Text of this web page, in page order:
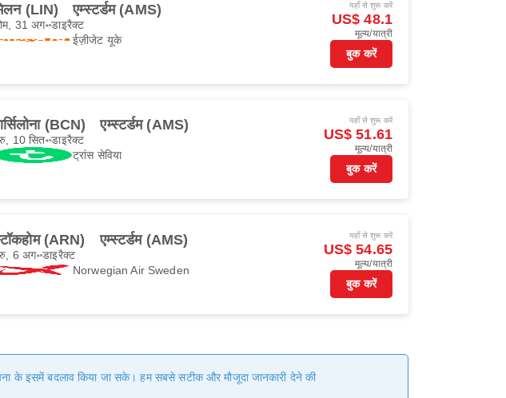
(LIN) एम्स्टर्डम (AMS)
31 अग॰डाइरैक्ट
ईज़ीजेट यूके
यहाँ से शुरू करें
US$ 48.1
मूल्य/यात्री
बुक करें
(BCN) एम्स्टर्डम (AMS)
10 सित॰डाइरैक्ट
ट्रांस सेविया
यहाँ से शुरू करें
US$ 51.61
मूल्य/यात्री
बुक करें
(ARN) एम्स्टर्डम (AMS)
6 अग॰डाइरैक्ट
Norwegian Air Sweden
यहाँ से शुरू करें
US$ 54.65
मूल्य/यात्री
बुक करें
के इसमें बदलाव किया जा सके। हम सबसे सटीक और मौजूदा जानकारी देने की